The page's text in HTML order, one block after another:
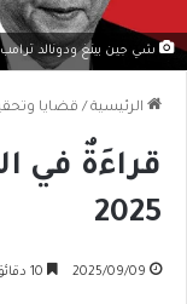
شي جين بينغ ودونالد
الرئيسية / قضايا
قراءَةٌ في
2025
2025/09/09